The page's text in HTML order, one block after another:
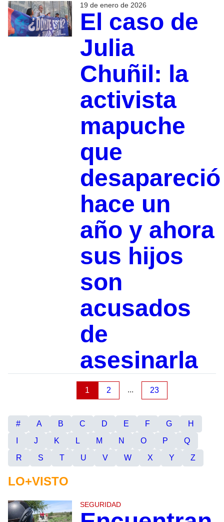
19 de enero de 2026
El caso de
Julia
Chuñil: la
activista
mapuche
que
desapareció
hace un
año y ahora
sus hijos
son
acusados
de
asesinarla
1 2 ... 23
# A B C D E F G
H
J K L M N O P
Q
R
S T U V W X Y Z
LO+VISTO
SEGURIDAD